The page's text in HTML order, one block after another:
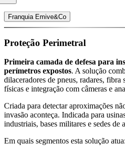
Franquia Emive&Co
Proteção Perimetral
Primeira camada de defesa para
perímetros expostos. A solução
dilaceradores de pneus, radares, fibra
físicas e integração com câmeras e
Criada para detectar aproximações
invasão aconteça. Indicada para
industriais, bases militares e sedes de
Em quais segmentos esta solução atua: